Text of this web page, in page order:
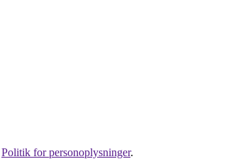
Politik for personoplysninger.